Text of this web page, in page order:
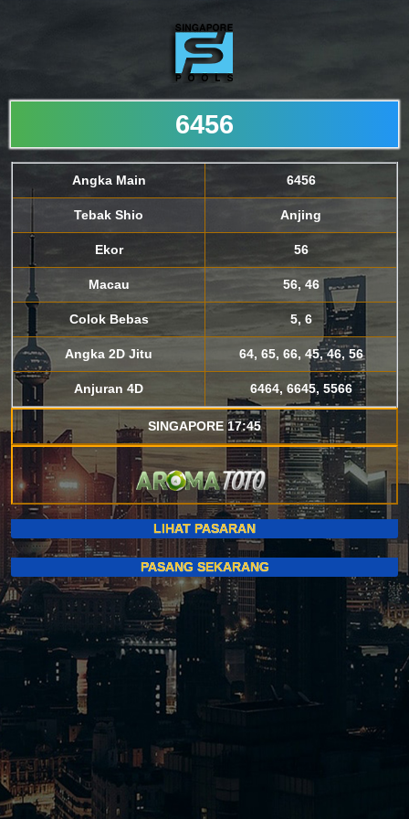
6456
SINGAPORE 17:45
Angka Main 6456
Tebak Shio Anjing
Ekor 56
Macau 56, 46
Colok Bebas 5, 6
Angka 2D Jitu 64, 65, 66, 45, 46, 56
Anjuran 4D 6464, 6645, 5566
LIHAT PASARAN
PASANG SEKARANG